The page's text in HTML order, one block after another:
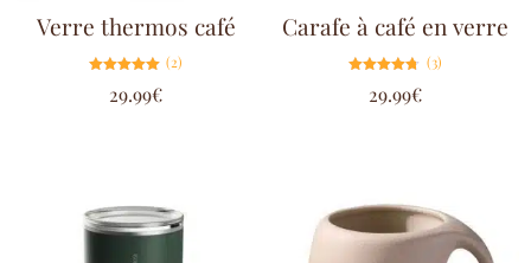
Verre thermos café
5.00
sur 5
(2)
29.99€
Carafe à café en verre
4.67
sur 5
(3)
29.99€